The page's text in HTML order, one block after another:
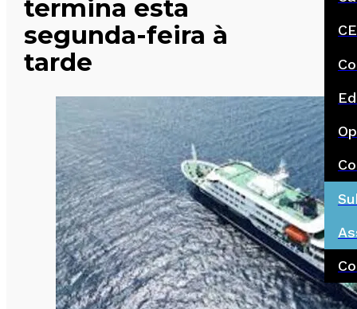
termina esta
segunda-feira à
tarde